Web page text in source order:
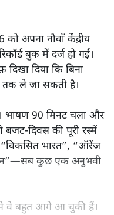
अपना नौवाँ केंद्रीय
बुक में दर्ज हो गईं।
दिया कि बिना
तक ले जा सकती है।
भाषण 90 मिनट चला और
की पूरी रस्में
भारत”, “ऑरेंज
कुछ एक अनुभवी
से वे बहुत आगे आ चुकी हैं।